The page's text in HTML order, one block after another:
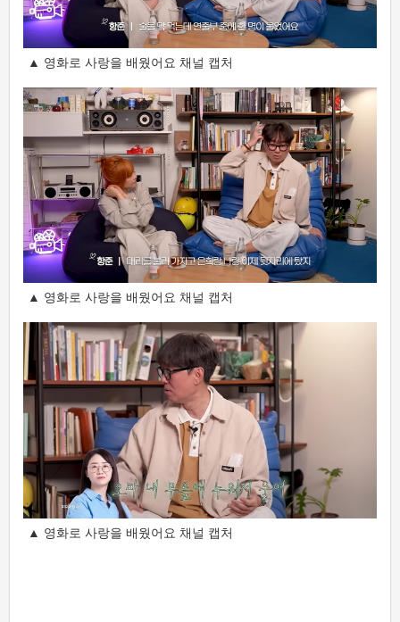
▲ 영화로 사랑을 배웠어요 채널 캡처
▲ 영화로 사랑을 배웠어요 채널 캡처
▲ 영화로 사랑을 배웠어요 채널 캡처